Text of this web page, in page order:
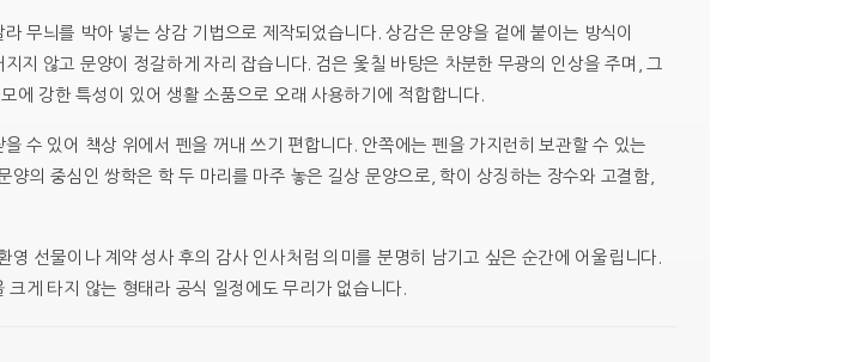
무늬를 박아 넣는 상감 기법으로 제작되었습니다. 상감은 문양을 겉에 붙이는 방식이
지 않고 문양이 정갈하게 자리 잡습니다. 검은 옻칠 바탕은 차분한 무광의 인상을 주며, 그
에 강한 특성이 있어 생활 소품으로 오래 사용하기에 적합합니다.
수 있어 책상 위에서 펜을 꺼내 쓰기 편합니다. 안쪽에는 펜을 가지런히 보관할 수 있는
의 중심인 쌍학은 학 두 마리를 마주 놓은 길상 문양으로, 학이 상징하는 장수와 고결함,
선물이나 계약 성사 후의 감사 인사처럼 의미를 분명히 남기고 싶은 순간에 어울립니다.
게 타지 않는 형태라 공식 일정에도 무리가 없습니다.